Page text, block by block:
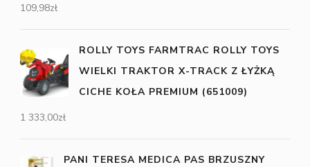
109,98zł
ROLLY TOYS FARMTRAC ROLLY TOYS
WIELKI TRAKTOR X-TRACK Z ŁYŻKĄ
CICHE KOŁA PREMIUM (651009)
1 333,00zł
PANI TERESA MEDICA PAS BRZUSZNY